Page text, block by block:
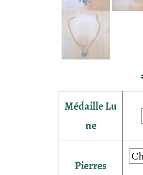
Médaille Lu
ne
Pierres